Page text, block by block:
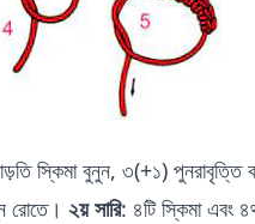
স্কিমা বুনুন, ৩(+১) পুনরাবৃত্তি
রোতে। ২য় সারি: ৪টি স্কিমা এবং